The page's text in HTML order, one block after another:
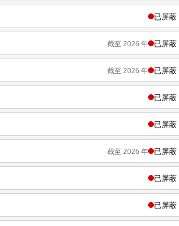
已屏蔽
截至 2026 年 已屏蔽
截至 2026 年 已屏蔽
已屏蔽
已屏蔽
截至 2026 年 已屏蔽
已屏蔽
已屏蔽